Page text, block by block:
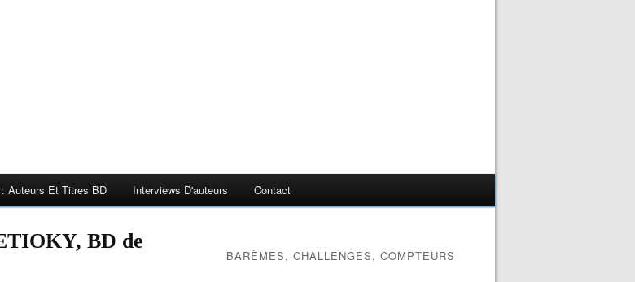
Auteurs Et Titres BD Interviews D'auteurs Contact
BD de
BARÈMES, CHALLENGES, COMPTEURS